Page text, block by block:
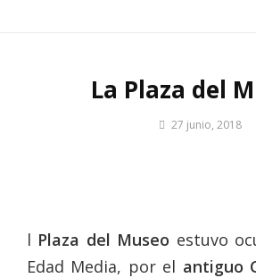
La Plaza del
Por27 junio, 2018
l Plaza del Museo estuvo
Edad Media, por el antiguo